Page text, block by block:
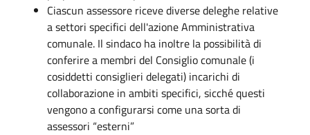
Ciascun assessore riceve diverse deleghe relative
a settori specifici dell'azione Amministrativa
comunale. Il sindaco ha inoltre la possibilità di
conferire a membri del Consiglio comunale (i
cosiddetti consiglieri delegati) incarichi di
collaborazione in ambiti specifici, sicché questi
vengono a configurarsi come una sorta di
assessori “esterni”